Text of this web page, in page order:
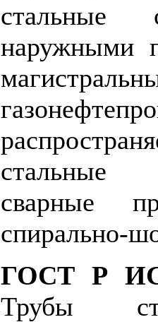
стальные
наружными
сварные
спирально-
ГОСТ Р
Трубы